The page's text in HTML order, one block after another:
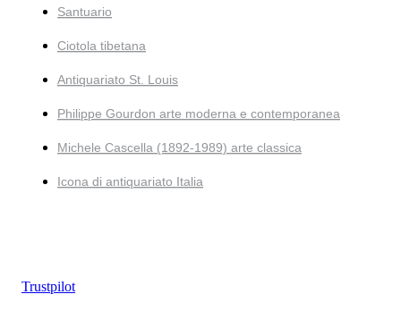
Santuario
Ciotola tibetana
Antiquariato St. Louis
Philippe Gourdon arte moderna e contemporanea
Michele Cascella (1892-1989) arte classica
Icona di antiquariato Italia
Trustpilot